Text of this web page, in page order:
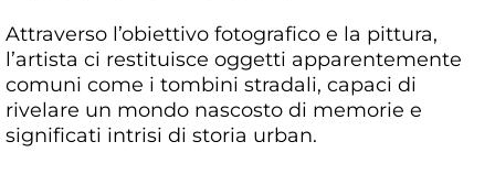
Attraverso l’obiettivo fotografico e la pittura,
l’artista ci restituisce oggetti apparentemente
comuni come i tombini stradali, capaci di
rivelare un mondo nascosto di memorie e
significati intrisi di storia urban.